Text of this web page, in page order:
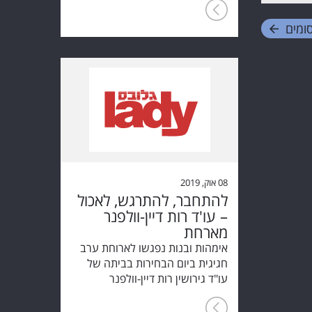
08 אוק, 2019
להתחבר, להתרגש, לאכול
– עו'ד רות דיין-וולפנר
מארחת
אימהות ובנות נפגשו לארוחת ערב
חגיגית ביום הבחירות בביתה של
עו"ד גירושין רות דיין-וולפנר